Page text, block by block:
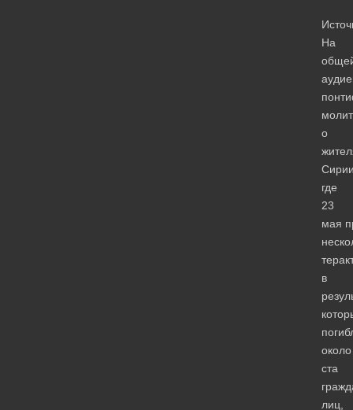
На
о
где
23
мая
в
около
ста
лиц,